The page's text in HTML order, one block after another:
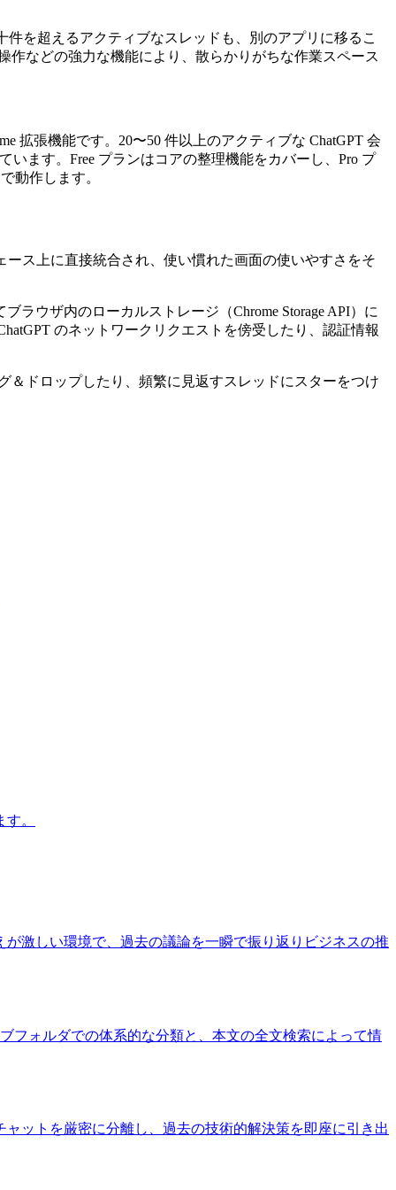
件を超えるアクティブなスレッドも、別のアプリに移るこ
作などの強力な機能により、散らかりがちな作業スペース
拡張機能です。20〜50 件以上のアクティブな ChatGPT 会
ます。Free プランはコアの整理機能をカバーし、Pro プ
動作します。
ース上に直接統合され、使い慣れた画面の使いやすさをそ
ウザ内のローカルストレージ（Chrome Storage API）に
のネットワークリクエストを傍受したり、認証情報
＆ドロップしたり、頻繁に見返すスレッドにスターをつけ
。
激しい環境で、過去の議論を一瞬で振り返りビジネスの推
フォルダでの体系的な分類と、本文の全文検索によって情
ットを厳密に分離し、過去の技術的解決策を即座に引き出